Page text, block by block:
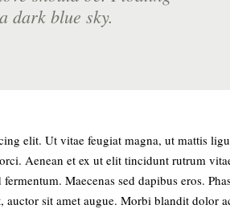
dark blue sky.
elit. Ut vitae feugiat magna, ut mattis
Aenean et ex ut elit tincidunt rutrum
Maecenas sed dapibus eros.
sit amet augue. Morbi blandit dolor